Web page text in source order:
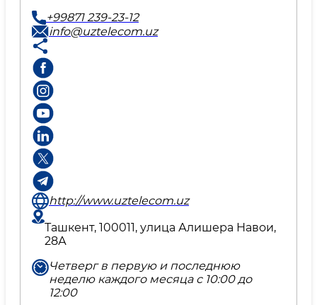
+99871 239-23-12
info@uztelecom.uz
http://www.uztelecom.uz
Ташкент, 100011, улица Алишера Навои,
28А
Четверг в первую и последнюю
неделю каждого месяца с 10:00 до
12:00